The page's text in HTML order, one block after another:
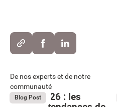
De nos experts et de notre
communauté
August 4, 2026
Blog Post
Bright 2026 : les